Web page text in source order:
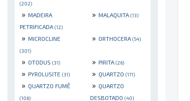
(202)
» MADEIRA
PETRIFICADA (12)
» MALAQUITA (13)
» MICROCLINE
(301)
» ORTHOCERA (54)
» OTODUS (31) » PIRITA (26)
» PYROLUSITE (31) » QUARTZO (171)
» QUARTZO FUMÊ
(106)
» QUARTZO
DESBOTADO (40)